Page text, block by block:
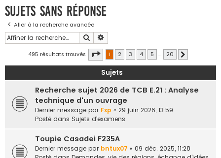
c
h
Sujets sans réponse
Aller à la recherche avancée
Rechercher
495 résultats trouvés Page 1sur20
1 2 3 4 5 … 20
Sujets
Recherche sujet 2026 de TCB E.21 : Analyse
technique d'un ouvrage
Dernier message par Fxp « 29 juin 2026, 13:59
Posté dans Sujets d'examens
Toupie Casadei F235A
Dernier message par bntux07 « 09 déc. 2025, 11:28